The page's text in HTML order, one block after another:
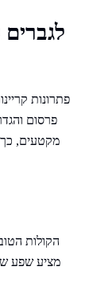
פתרונות
פרסום
מקטעים,
הקולות